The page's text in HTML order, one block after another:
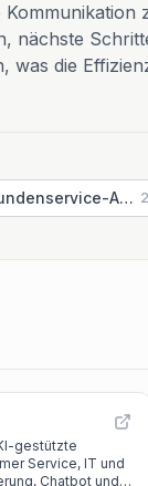
nächste
was die
KI-Kundenservice-Assistent
gestützte
Service, IT und
Chatbot und